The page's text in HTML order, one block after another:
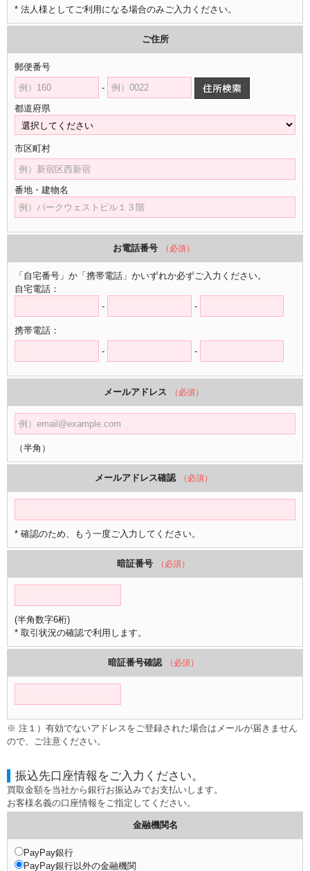
* 法人様としてご利用になる場合のみご入力ください。
ご住所
郵便番号
-
都道府県
市区町村
番地・建物名
お電話番号 （必須）
「自宅番号」か「携帯電話」かいずれか必ずご入力ください。
自宅電話：
-
-
携帯電話：
-
-
メールアドレス （必須）
（半角）
メールアドレス確認 （必須）
* 確認のため、もう一度ご入力してください。
暗証番号 （必須）
(半角数字6桁)
* 取引状況の確認で利用します。
暗証番号確認 （必須）
※ 注１）有効でないアドレスをご登録された場合はメールが届きません
ので、ご注意ください。
振込先口座情報をご入力ください。
買取金額を当社から銀行お振込みでお支払いします。
お客様名義の口座情報をご指定してください。
金融機関名
PayPay銀行
PayPay銀行以外の金融機関